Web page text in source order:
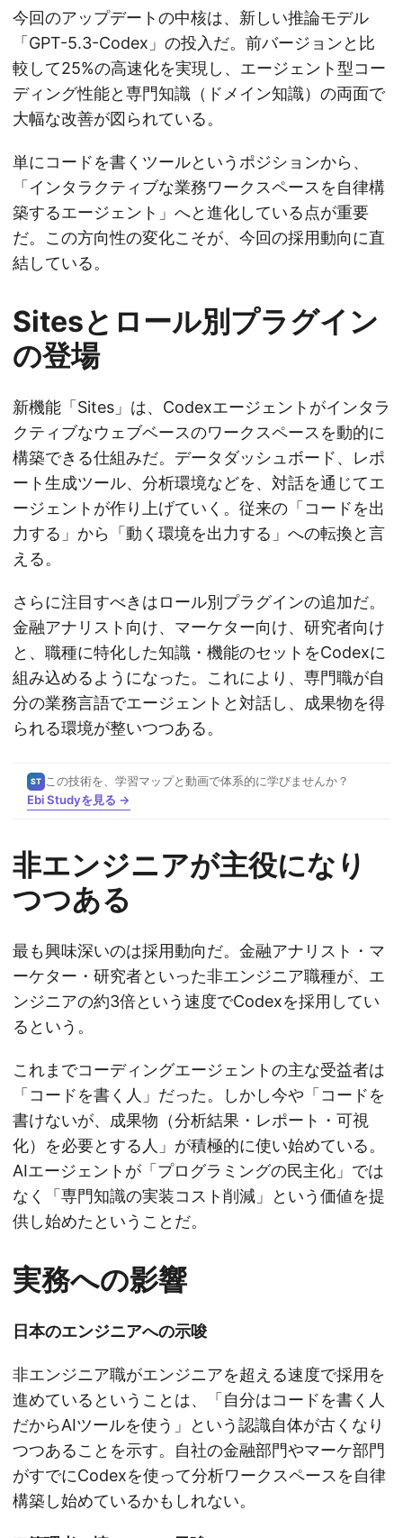
今回のアップデートの中核は、新しい推論モデル
「GPT-5.3-Codex」の投入だ。前バージョンと比
較して25%の高速化を実現し、エージェント型コー
ディング性能と専門知識（ドメイン知識）の両面で
大幅な改善が図られている。
単にコードを書くツールというポジションから、
「インタラクティブな業務ワークスペースを自律構
築するエージェント」へと進化している点が重要
だ。この方向性の変化こそが、今回の採用動向に直
結している。
Sitesとロール別プラグイン
の登場
新機能「Sites」は、Codexエージェントがインタラ
クティブなウェブベースのワークスペースを動的に
構築できる仕組みだ。データダッシュボード、レポ
ート生成ツール、分析環境などを、対話を通じてエ
ージェントが作り上げていく。従来の「コードを出
力する」から「動く環境を出力する」への転換と言
える。
さらに注目すべきはロール別プラグインの追加だ。
金融アナリスト向け、マーケター向け、研究者向け
と、職種に特化した知識・機能のセットをCodexに
組み込めるようになった。これにより、専門職が自
分の業務言語でエージェントと対話し、成果物を得
られる環境が整いつつある。
ST この技術を、学習マップと動画で体系的に学びませんか？
Ebi Studyを見る →
非エンジニアが主役になり
つつある
最も興味深いのは採用動向だ。金融アナリスト・マ
ーケター・研究者といった非エンジニア職種が、エ
ンジニアの約3倍という速度でCodexを採用してい
るという。
これまでコーディングエージェントの主な受益者は
「コードを書く人」だった。しかし今や「コードを
書けないが、成果物（分析結果・レポート・可視
化）を必要とする人」が積極的に使い始めている。
AIエージェントが「プログラミングの民主化」では
なく「専門知識の実装コスト削減」という価値を提
供し始めたということだ。
実務への影響
日本のエンジニアへの示唆
非エンジニア職がエンジニアを超える速度で採用を
進めているということは、「自分はコードを書く人
だからAIツールを使う」という認識自体が古くなり
つつあることを示す。自社の金融部門やマーケ部門
がすでにCodexを使って分析ワークスペースを自律
構築し始めているかもしれない。